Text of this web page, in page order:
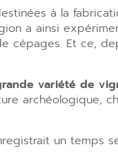
à la
a ainsi
cépages. Et ce,
variété de
archéologique,
un temps